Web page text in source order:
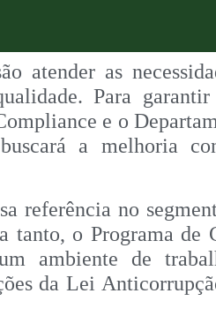
atender as
Para
e o
a melhoria
referência no
tanto, o Programa
ambiente de
da Lei